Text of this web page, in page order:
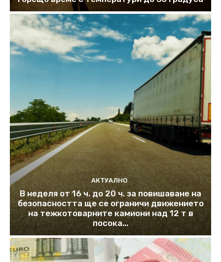
АКТУАЛНО
В неделя от 16 ч. до 20 ч. за повишаване на
безопасността ще се ограничи движението
на тежкотоварните камиони над 12 т в
посока...